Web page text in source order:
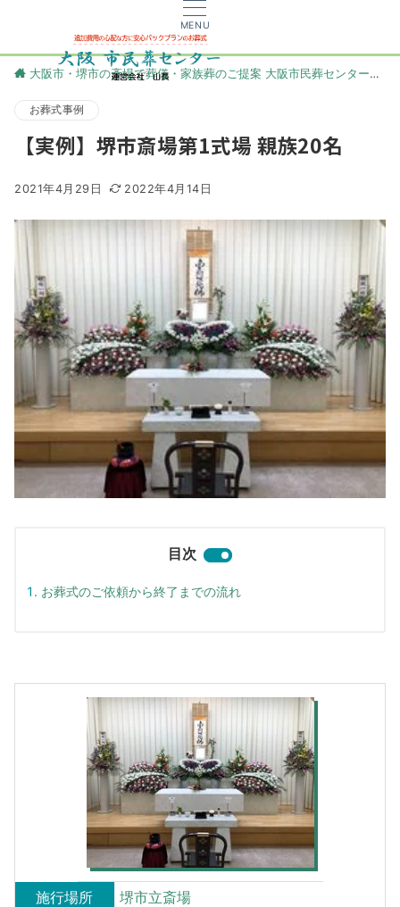
MENU
大阪市・堺市の斎場で葬儀・家族葬のご提案 大阪市民葬センター
お葬式事例
【実例】堺市斎場第1式場 親族20名
2021年4月29日 2022年4月14日
目次
お葬式のご依頼から終了までの流れ
施行場所
堺市立斎場